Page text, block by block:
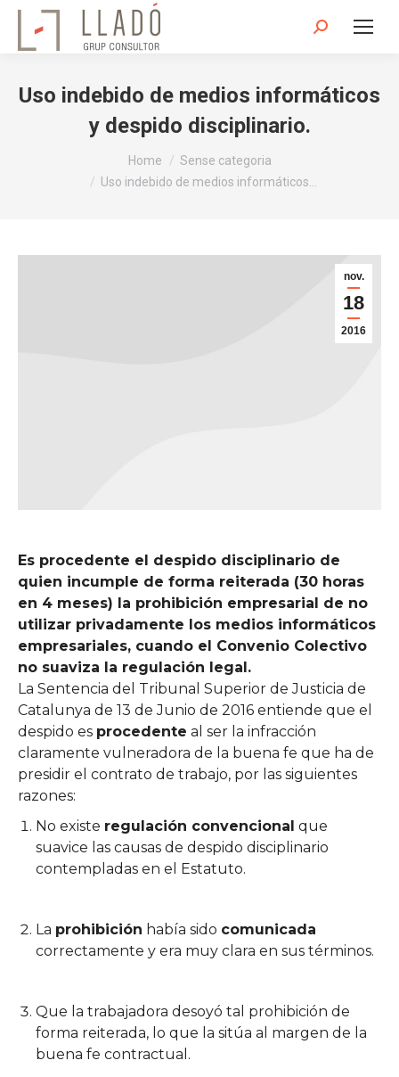
Search:
Uso indebido de medios informáticos
y despido disciplinario.
Home
Sense categoria
Uso indebido de medios informáticos…
nov.
18
2016
Es procedente el despido disciplinario de
quien incumple de forma reiterada (30 horas
en 4 meses) la prohibición empresarial de no
utilizar privadamente los medios informáticos
empresariales, cuando el Convenio Colectivo
no suaviza la regulación legal.
La Sentencia del Tribunal Superior de Justicia de
Catalunya de 13 de Junio de 2016 entiende que el
despido es procedente al ser la infracción
claramente vulneradora de la buena fe que ha de
presidir el contrato de trabajo, por las siguientes
razones:
No existe regulación convencional que
suavice las causas de despido disciplinario
contempladas en el Estatuto.
La prohibición había sido comunicada
correctamente y era muy clara en sus términos.
Que la trabajadora desoyó tal prohibición de
forma reiterada, lo que la sitúa al margen de la
buena fe contractual.